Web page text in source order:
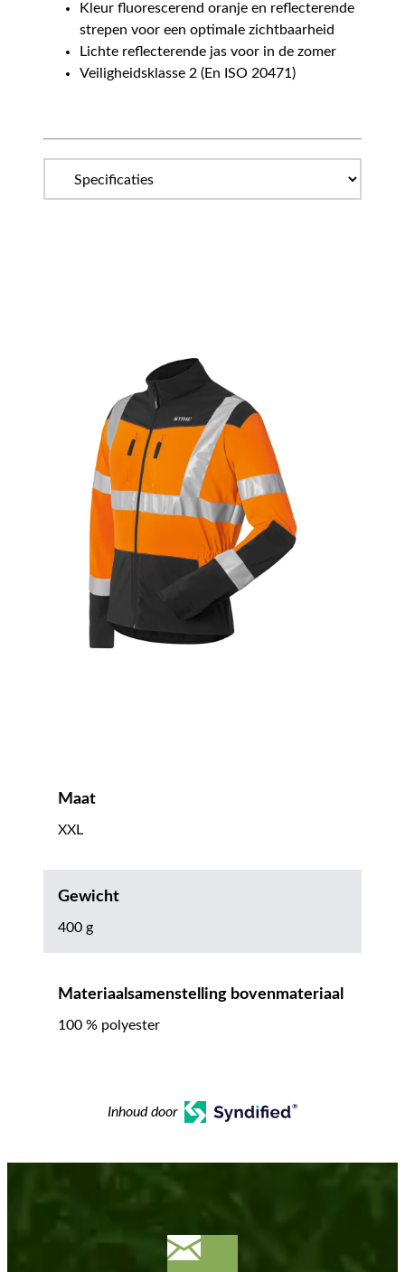
Kleur fluorescerend oranje en reflecterende
strepen voor een optimale zichtbaarheid
Lichte reflecterende jas voor in de zomer
Veiligheidsklasse 2 (En ISO 20471)
Maat
XXL
Gewicht
400 g
Materiaalsamenstelling bovenmateriaal
100 % polyester
Inhoud door